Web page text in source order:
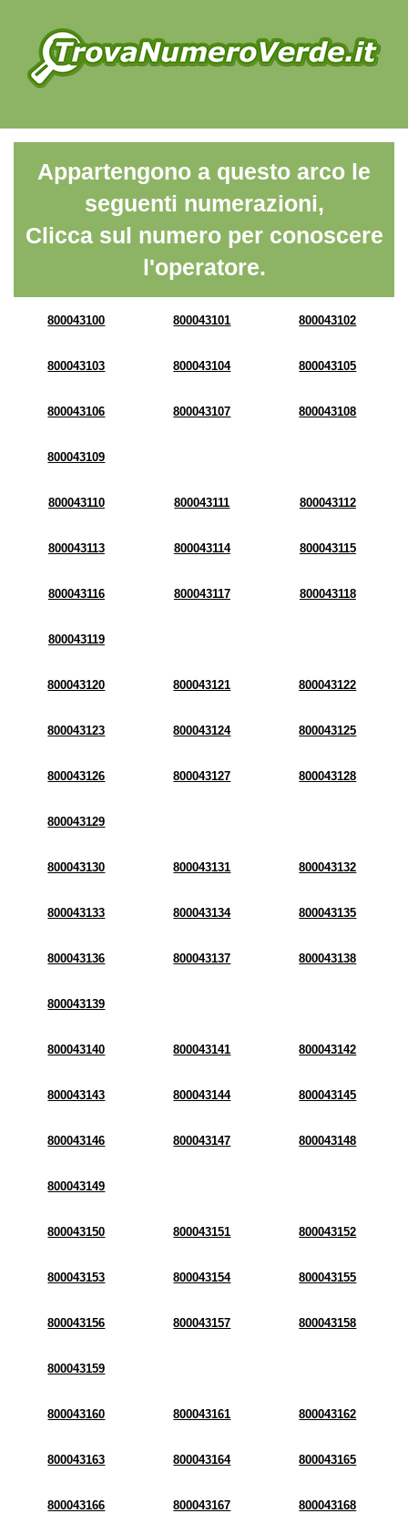
Appartengono a questo arco le
seguenti numerazioni,
Clicca sul numero per conoscere
l'operatore.
800043100 800043101 800043102
800043103 800043104 800043105
800043106 800043107 800043108
800043109
800043110 800043111 800043112
800043113 800043114 800043115
800043116 800043117 800043118
800043119
800043120 800043121 800043122
800043123 800043124 800043125
800043126 800043127 800043128
800043129
800043130 800043131 800043132
800043133 800043134 800043135
800043136 800043137 800043138
800043139
800043140 800043141 800043142
800043143 800043144 800043145
800043146 800043147 800043148
800043149
800043150 800043151 800043152
800043153 800043154 800043155
800043156 800043157 800043158
800043159
800043160 800043161 800043162
800043163 800043164 800043165
800043166 800043167 800043168